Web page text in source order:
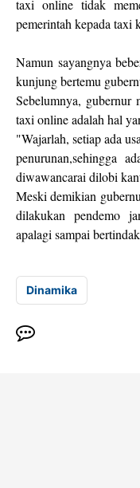
taxi online tidak
pemerintah kepada taxi
Namun sayangnya
kunjung bertemu
Sebelumnya, gubernur
taxi online adalah hal
"Wajarlah, setiap ada
penurunan,sehingga
diwawancarai dilobi
Meski demikian
dilakukan pendemo
apalagi sampai
Dinamika